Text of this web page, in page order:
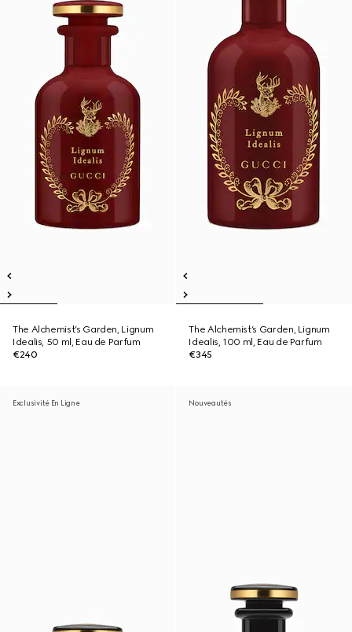
The Alchemist’s Garden, Lignum
Idealis, 50 ml, Eau de Parfum
€240
The Alchemist’s Garden, Lignum
Idealis, 100 ml, Eau de Parfum
€345
Exclusivité En Ligne Nouveautés